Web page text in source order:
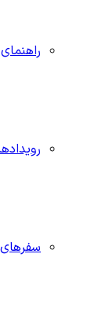
راهنمای
سفرهای